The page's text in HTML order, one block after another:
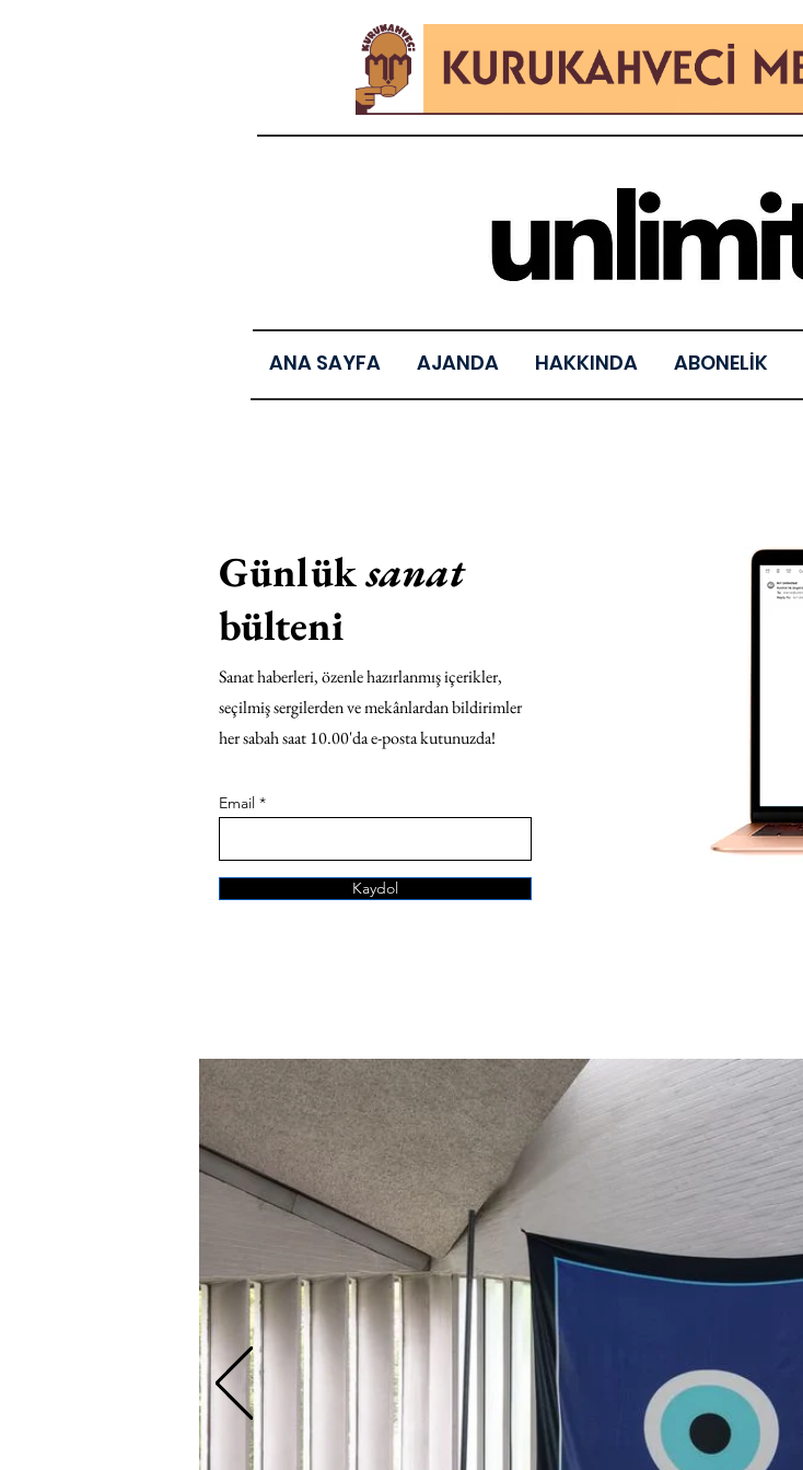
ANA SAYFA AJANDA HAKKINDA ABONELİK
Günlüksanat
bülteni
Sanat haberleri, özenle hazırlanmış içerikler,
seçilmiş sergilerden ve mekânlardan bildirimler
her sabah saat 10.00'da e-posta kutunuzda!
Email
Kaydol